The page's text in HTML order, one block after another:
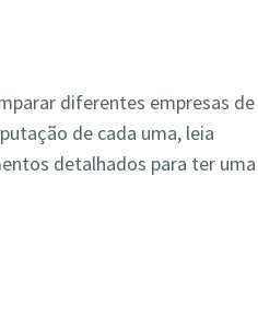
diferentes empresas de
de cada uma, leia
detalhados para ter uma